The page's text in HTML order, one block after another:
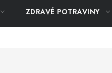
ZDRAVÉ POTRAVINY